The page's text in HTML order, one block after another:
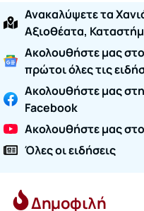
Ανακαλύψετε τα
Αξιοθέατα,
Ακολουθήστε μας
πρώτοι όλες τις
Ακολουθήστε μας
Facebook
Ακολουθήστε μας
Όλες οι ειδήσεις
Δημοφιλή